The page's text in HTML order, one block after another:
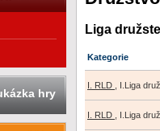
Liga
Kategorie
I. RLD , I.Liga
I. RLD , I.Liga
hry